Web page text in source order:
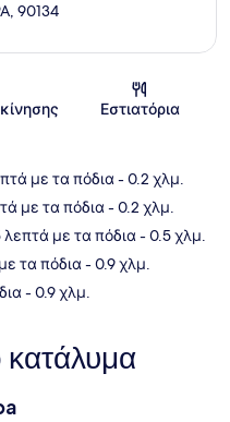
90134
Εστιατόρια
με τα πόδια- 0.2 χλμ.
με τα πόδια- 0.2 χλμ.
λεπτά με τα πόδια- 0.5 χλμ.
τα πόδια- 0.9 χλμ.
- 0.9 χλμ.
κατάλυμα